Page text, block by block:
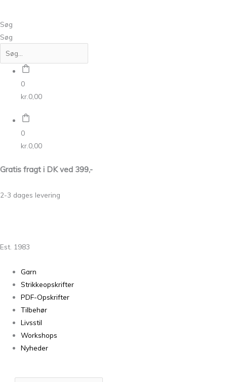
Søg
Søg
0
kr. 0,00
0
kr. 0,00
Gratis fragt i DK ved 399,-
2-3 dages levering
Est. 1983
Garn
Strikkeopskrifter
PDF-Opskrifter
Tilbehør
Livsstil
Workshops
Nyheder